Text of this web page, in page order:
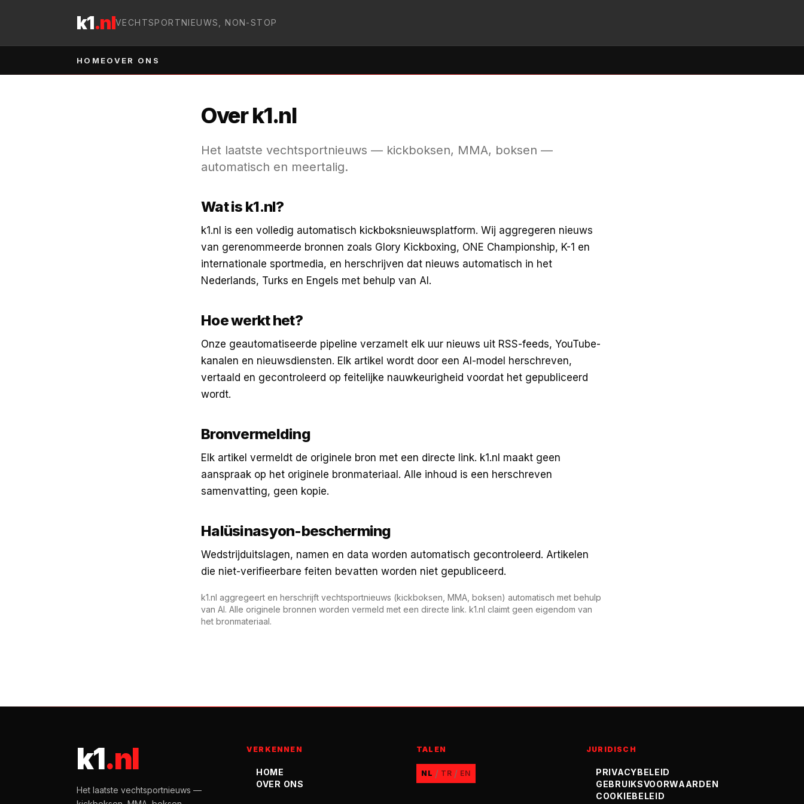
k1.nlVECHTSPORTNIEUWS, NON-STOP
HOMEOVER ONS
Over k1.nl
Het laatste vechtsportnieuws — kickboksen, MMA, boksen —
automatisch en meertalig.
Wat is k1.nl?
k1.nl is een volledig automatisch kickboksnieuwsplatform. Wij aggregeren nieuws
van gerenommeerde bronnen zoals Glory Kickboxing, ONE Championship, K-1 en
internationale sportmedia, en herschrijven dat nieuws automatisch in het
Nederlands, Turks en Engels met behulp van AI.
Hoe werkt het?
Onze geautomatiseerde pipeline verzamelt elk uur nieuws uit RSS-feeds, YouTube-
kanalen en nieuwsdiensten. Elk artikel wordt door een AI-model herschreven,
vertaald en gecontroleerd op feitelijke nauwkeurigheid voordat het gepubliceerd
wordt.
Bronvermelding
Elk artikel vermeldt de originele bron met een directe link. k1.nl maakt geen
aanspraak op het originele bronmateriaal. Alle inhoud is een herschreven
samenvatting, geen kopie.
Halüsinasyon-bescherming
Wedstrijduitslagen, namen en data worden automatisch gecontroleerd. Artikelen
die niet-verifieerbare feiten bevatten worden niet gepubliceerd.
k1.nl aggregeert en herschrijft vechtsportnieuws (kickboksen, MMA, boksen) automatisch met behulp
van AI. Alle originele bronnen worden vermeld met een directe link. k1.nl claimt geen eigendom van
het bronmateriaal.
k1.nl
Het laatste vechtsportnieuws —
VERKENNEN
HOME
OVER ONS
TALEN
NL / TR / EN
JURIDISCH
PRIVACYBELEID
GEBRUIKSVOORWAARDEN
COOKIEBELEID